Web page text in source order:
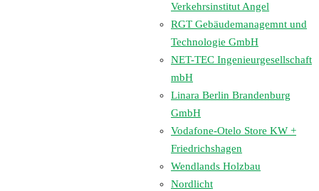
Verkehrsinstitut Angel
RGT Gebäudemanagemnt und
Technologie GmbH
NET-TEC Ingenieurgesellschaft
mbH
Linara Berlin Brandenburg
GmbH
Vodafone-Otelo Store KW +
Friedrichshagen
Wendlands Holzbau
Nordlicht